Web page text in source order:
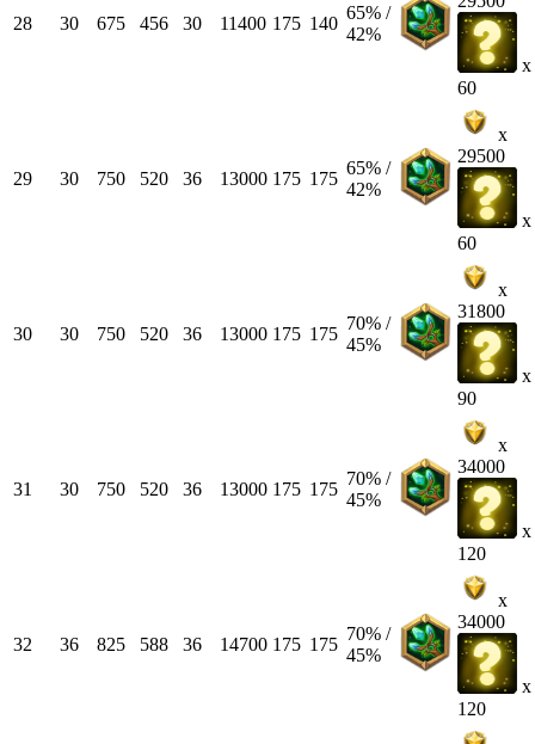
28 30 675 456 30 11400 175 140
65% /
42%
x
60
29 30 750 520 36 13000 175 175
65% /
42%
x
29500
x
60
30 30 750 520 36 13000 175 175
70% /
45%
x
31800
x
90
31 30 750 520 36 13000 175 175
70% /
45%
x
34000
x
120
32 36 825 588 36 14700 175 175
70% /
45%
x
34000
x
120